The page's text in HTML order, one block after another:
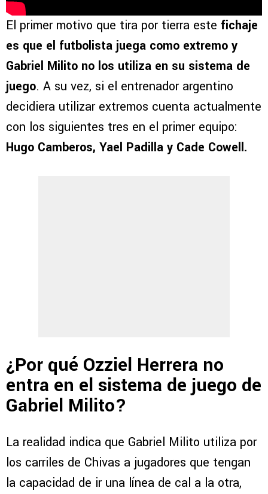
El primer motivo que tira por tierra este fichaje
es que el futbolista juega como extremo y
Gabriel Milito no los utiliza en su sistema de
juego. A su vez, si el entrenador argentino
decidiera utilizar extremos cuenta actualmente
con los siguientes tres en el primer equipo:
Hugo Camberos, Yael Padilla y Cade Cowell.
¿Por qué Ozziel Herrera no
entra en el sistema de juego de
Gabriel Milito?
La realidad indica que Gabriel Milito utiliza por
los carriles de Chivas a jugadores que tengan
la capacidad de ir una línea de cal a la otra,